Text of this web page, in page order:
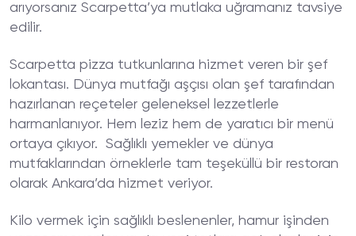
arıyorsanız Scarpetta’ya mutlaka uğramanız tavsiye
edilir.
Scarpetta pizza tutkunlarına hizmet veren bir şef
lokantası. Dünya mutfağı aşçısı olan şef tarafından
hazırlanan reçeteler geleneksel lezzetlerle
harmanlanıyor. Hem leziz hem de yaratıcı bir menü
ortaya çıkıyor. Sağlıklı yemekler ve dünya
mutfaklarından örneklerle tam teşeküllü bir restoran
olarak Ankara’da hizmet veriyor.
Kilo vermek için sağlıklı beslenenler, hamur işinden